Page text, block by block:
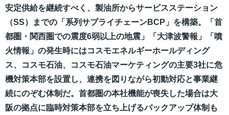
安定供給を継続すべく、製油所からサービスステーション
（SS）までの「系列サプライチェーンBCP」を構築。「首
都圏・関西圏での震度6弱以上の地震」「大津波警報」「噴
火情報」の発生時にはコスモエネルギーホールディング
ス、コスモ石油、コスモ石油マーケティングの主要3社に危
機対策本部を設置し、連携を図りながら初動対応と事業継
続にのぞむ体制だ。首都圏の本社機能が喪失した場合は大
阪の拠点に臨時対策本部を立ち上げるバックアップ体制も